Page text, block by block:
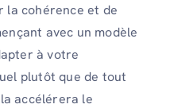
la cohérence et de
avec un modèle
à votre
plutôt que de tout
accélérera le